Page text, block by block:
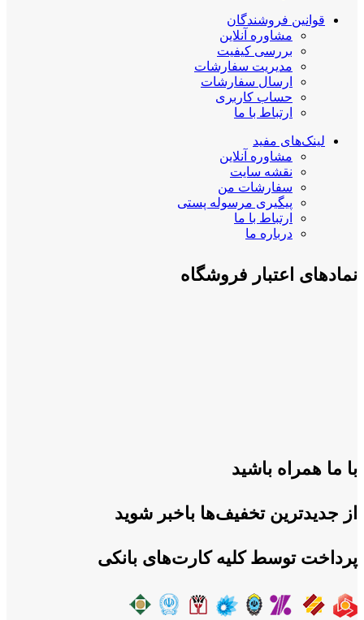
قوانین فروشندگان
مشاوره آنلاین
بررسی کیفیت
مدیریت سفارشات
ارسال سفارشات
حساب کاربری
ارتباط با ما
لینک‌های مفید
مشاوره آنلاین
نقشه سایت
سفارشات من
پیگیری مرسوله پستی
ارتباط با ما
درباره ما
نمادهای اعتبار فروشگاه
با ما همراه باشید
از جدیدترین تخفیف‌ها باخبر شوید
پرداخت توسط کلیه کارت‌های بانکی